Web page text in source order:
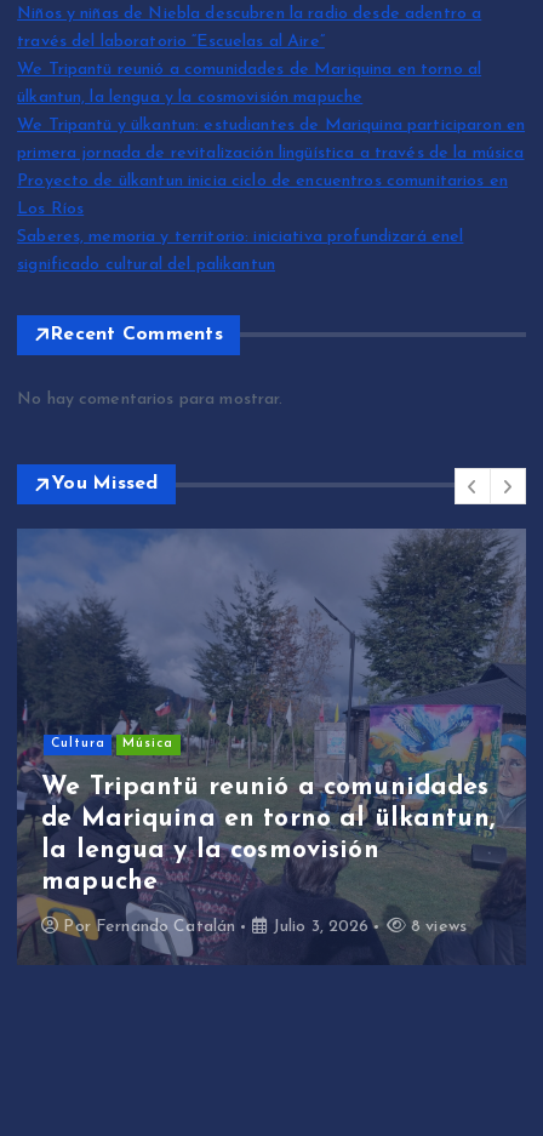
Niños y niñas de Niebla descubren la radio desde adentro a
través del laboratorio “Escuelas al Aire”
We Tripantü reunió a comunidades de Mariquina en torno al
ülkantun, la lengua y la cosmovisión mapuche
We Tripantü y ülkantun: estudiantes de Mariquina participaron en
primera jornada de revitalización lingüística a través de la música
Proyecto de ülkantun inicia ciclo de encuentros comunitarios en
Los Ríos
Saberes, memoria y territorio: iniciativa profundizará enel
significado cultural del palikantun
Recent Comments
No hay comentarios para mostrar.
You Missed
Cultura Música
We Tripantü reunió a comunidades
de Mariquina en torno al ülkantun,
la lengua y la cosmovisión
mapuche
Por Fernando Catalán Julio 3, 2026 8 views